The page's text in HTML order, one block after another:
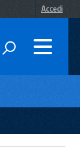
Accedi